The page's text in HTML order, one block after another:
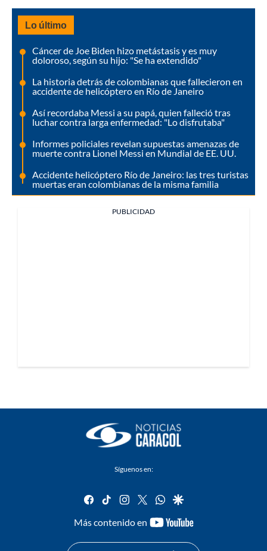
Lo último
Cáncer de Joe Biden hizo metástasis y es muy
doloroso, según su hijo: "Se ha extendido"
La historia detrás de colombianas que fallecieron en
accidente de helicóptero en Río de Janeiro
Así recordaba Messi a su papá, quien falleció tras
luchar contra larga enfermedad: "Lo disfrutaba"
Informes policiales revelan supuestas amenazas de
muerte contra Lionel Messi en Mundial de EE. UU.
Accidente helicóptero Río de Janeiro: las tres turistas
muertas eran colombianas de la misma familia
PUBLICIDAD
Síguenos en:
facebook
tiktok instagram
twitterwhatsapp
google
Más contenido en
youtube-